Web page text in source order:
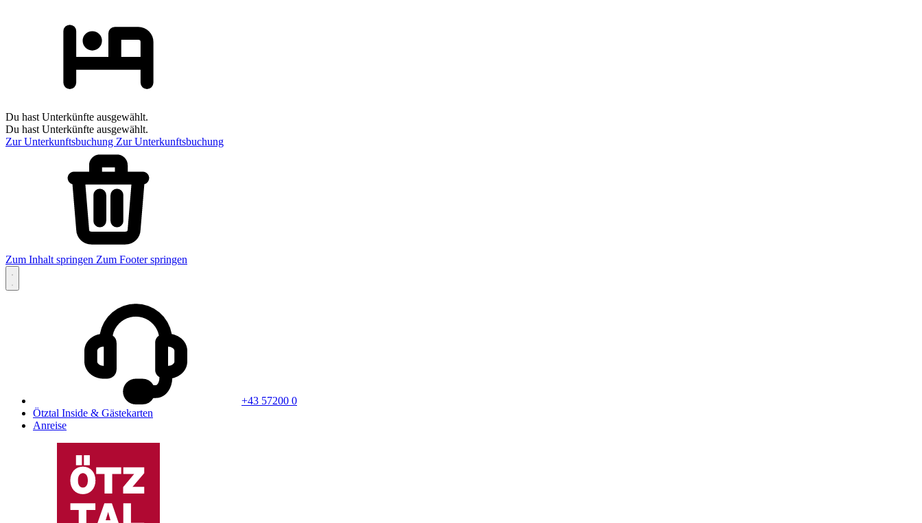
Du hast Unterkünfte ausgewählt.
Du hast Unterkünfte ausgewählt.
Zur Unterkunftsbuchung Zur Unterkunftsbuchung
Zum Inhalt springen Zum Footer springen
+43 57200 0
Ötztal Inside & Gästekarten
Anreise